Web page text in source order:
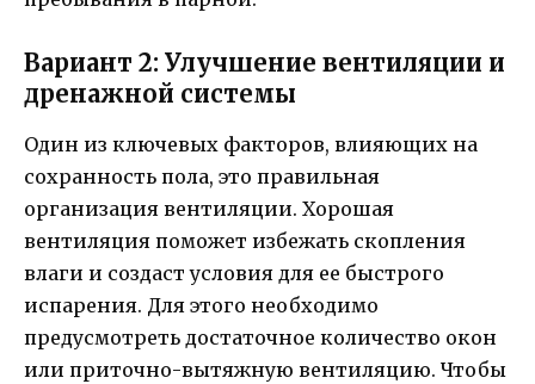
Вариант 2: Улучшение вентиляции и
дренажной системы
Один из ключевых факторов, влияющих на
сохранность пола, это правильная
организация вентиляции. Хорошая
вентиляция поможет избежать скопления
влаги и создаст условия для ее быстрого
испарения. Для этого необходимо
предусмотреть достаточное количество окон
или приточно-вытяжную вентиляцию. Чтобы